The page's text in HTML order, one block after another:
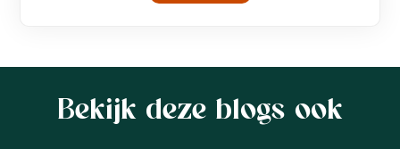
Bekijk deze blogs ook